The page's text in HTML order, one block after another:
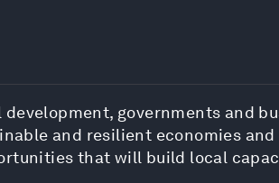
governments and
and resilient economies
that will build local